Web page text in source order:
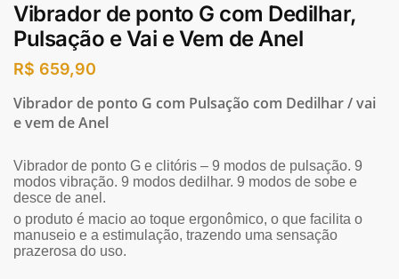
Vibrador de ponto G com Dedilhar,
Pulsação e Vai e Vem de Anel
R$ 659,90
Vibrador de ponto G com Pulsação com Dedilhar / vai
e vem de Anel
Vibrador de ponto G e clitóris – 9 modos de pulsação. 9
modos vibração. 9 modos dedilhar. 9 modos de sobe e
desce de anel.
o produto é macio ao toque ergonômico, o que facilita o
manuseio e a estimulação, trazendo uma sensação
prazerosa do uso.